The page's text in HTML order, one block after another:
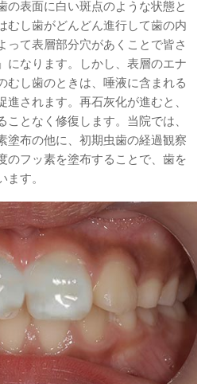
の表面に白い斑点のような状態と
むし歯がどんどん進行して歯の内
って表層部分穴があくことで皆さ
になります。しかし、表層のエナ
むし歯のときは、唾液に含まれる
進されます。再石灰化が進むと、
ことなく修復します。当院では、
塗布の他に、初期虫歯の経過観察
のフッ素を塗布することで、歯を
ます。